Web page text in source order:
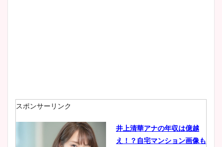
肉も凄い！
鈴木唯の太ってた時の体重が
スポンサーリンク
井上清華アナの年収は億越
え！？自宅マンション画像も